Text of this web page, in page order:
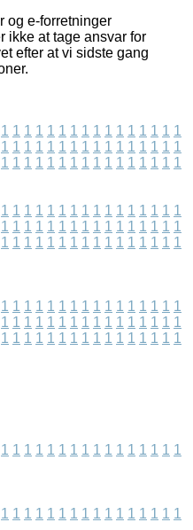
og e-forretninger
ikke at tage ansvar for
efter at vi sidste gang
1 1 1 1 1 1 1 1 1 1 1 1 1 1 1 1
1 1 1 1 1 1 1 1 1 1 1 1 1 1 1 1
1 1 1 1 1 1 1 1 1 1 1 1 1 1 1 1
1 1 1 1 1 1 1 1 1 1 1 1 1 1 1 1
1 1 1 1 1 1 1 1 1 1 1 1 1 1 1 1
1 1 1 1 1 1 1 1 1 1 1 1 1 1 1 1
1 1 1 1 1 1 1 1 1 1 1 1 1 1 1 1
1 1 1 1 1 1 1 1 1 1 1 1 1 1 1 1
1 1 1 1 1 1 1 1 1 1 1 1 1 1 1 1
1 1 1 1 1 1 1 1 1 1 1 1 1 1 1 1
1 1 1 1 1 1 1 1 1 1 1 1 1 1 1 1